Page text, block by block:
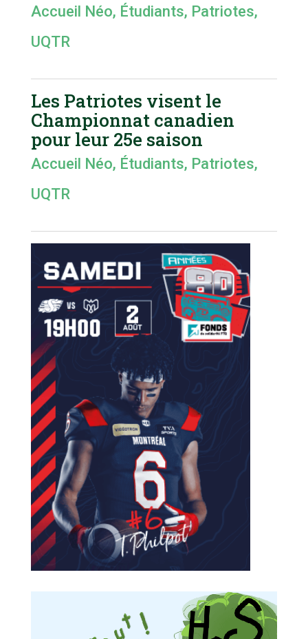
Accueil Néo, Étudiants, Patriotes,
UQTR
Les Patriotes visent le
Championnat canadien
pour leur 25e saison
Accueil Néo, Étudiants, Patriotes,
UQTR